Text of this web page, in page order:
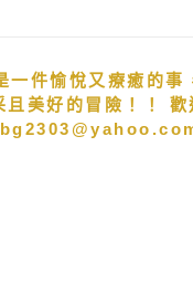
一件愉悅又療癒的事
且美好的冒險！！ 歡